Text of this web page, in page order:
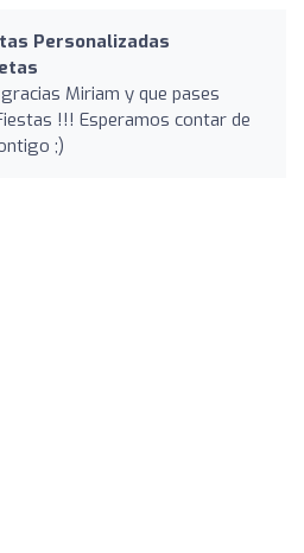
Personalizadas
Miriam y que pases
!!! Esperamos contar de
;)